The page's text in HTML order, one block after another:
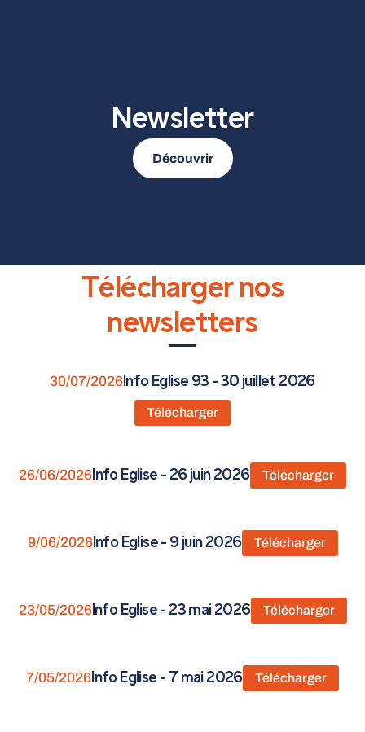
Newsletter
Découvrir
Télécharger nos
newsletters
30/07/2026 Info Eglise 93 - 30 juillet 2026
Télécharger
26/06/2026 Info Eglise - 26 juin 2026 Télécharger
9/06/2026Info Eglise - 9 juin 2026 Télécharger
23/05/2026Info Eglise - 23 mai 2026 Télécharger
7/05/2026 Info Eglise - 7 mai 2026 Télécharger